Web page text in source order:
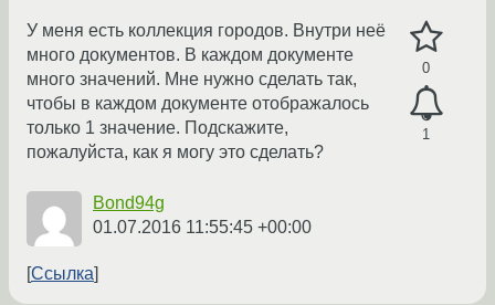
0
1
У меня есть коллекция городов. Внутри неё
много документов. В каждом документе
много значений. Мне нужно сделать так,
чтобы в каждом документе отображалось
только 1 значение. Подскажите,
пожалуйста, как я могу это сделать?
Bond94g
01.07.2016 11:55:45 +00:00
Ссылка